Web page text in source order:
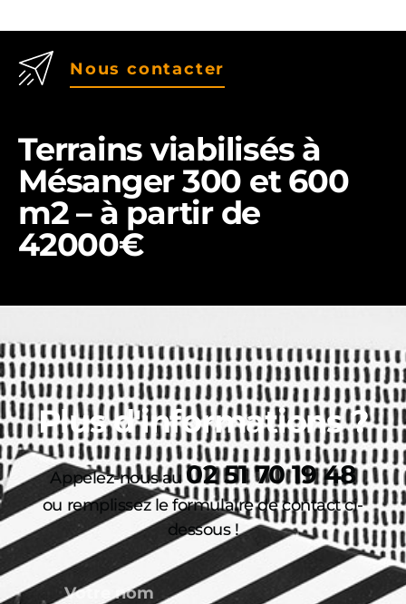
Nous contacter
Terrains viabilisés à
Mésanger 300 et 600
m2 – à partir de
42000€
Plus d'informations ?
Appelez-nous au02 51 70 19 48
ou remplissez le formulaire de contact ci-
dessous !